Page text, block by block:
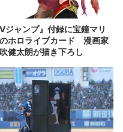
Vジャンプ』付録に宝鐘マリ
ホロライブカード 漫画家
健太朗が描き下ろし